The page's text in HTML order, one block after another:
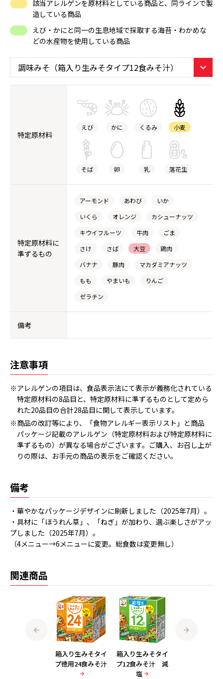
該当アレルゲンを原材料としている商品と、同ラインで製
造している商品
えび・かにと同一の生息地域で採取する海苔・わかめな
どの水産物を使用している商品
特定原材料
えび かに くるみ 小麦
そば 卵 乳 落花生
特定原材料に
準ずるもの
アーモンド あわび
いか
いくら
オレンジ
カシューナッツ
キウイフルーツ
牛肉
ごま
さけ
さば 大豆
鶏肉
バナナ
豚肉
マカダミアナッツ
もも
やまいも
りんご
ゼラチン
備考
注意事項
※アレルゲンの項目は、食品表示法にて表示が義務化されている
特定原材料の8品目と、特定原材料に準ずるものとして定めら
れた20品目の合計28品目に関して表示しています。
※商品の改訂等により、「食物アレルギー表示リスト」と商品
パッケージ記載のアレルゲン（特定原材料および特定原材料に
準ずるもの）が異なる場合がございます。ご購入、お召し上が
りの際は、お手元の商品の表示をご確認ください。
備考
・華やかなパッケージデザインに刷新しました（2025年7月）。
・具材に「ほうれん草」、「ねぎ」が加わり、選ぶ楽しさがアッ
プしました（2025年7月）。
（4メニュー→6メニューに変更。総食数は変更無し）
関連商品
箱入り生みそタイ
プ徳用24食みそ汁
箱入り生みそタイ
プ12食みそ汁 減
塩